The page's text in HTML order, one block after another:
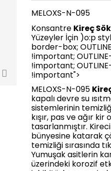
MELOXS-N-095
Konsantre Kireç
Yüzeyler İçin )o:p
border-box;
!important;
!important;
!important">
MELOXS-N-095
kapalı devre su
sistemlerinin
kışır, pas ve ağır kir
tasarlanmıştır.
bünyesine katarak
temizliği sırasında
Yumuşak asitlerin
üzerindeki korozif